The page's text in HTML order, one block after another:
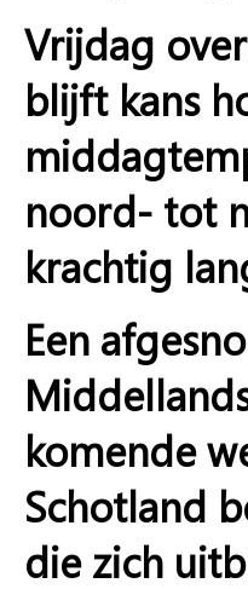
Vrijdag
blijft kans
noord- tot
krachtig
Een
komende
Schotland
die zich